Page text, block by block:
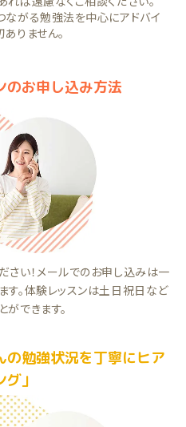
ながる勉強法を中心にアドバイ
りません。
のお申し込み方法
さい！メールでのお申し込みは一
。体験レッスンは土日祝日など
できます。
の勉強状況を丁寧にヒア
グ」